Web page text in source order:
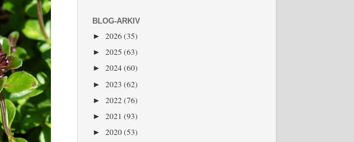
BLOG-ARKIV
► 2026(35)
► 2025 (63)
► 2024(60)
► 2023 (62)
► 2022(76)
► 2021 (93)
► 2020(53)